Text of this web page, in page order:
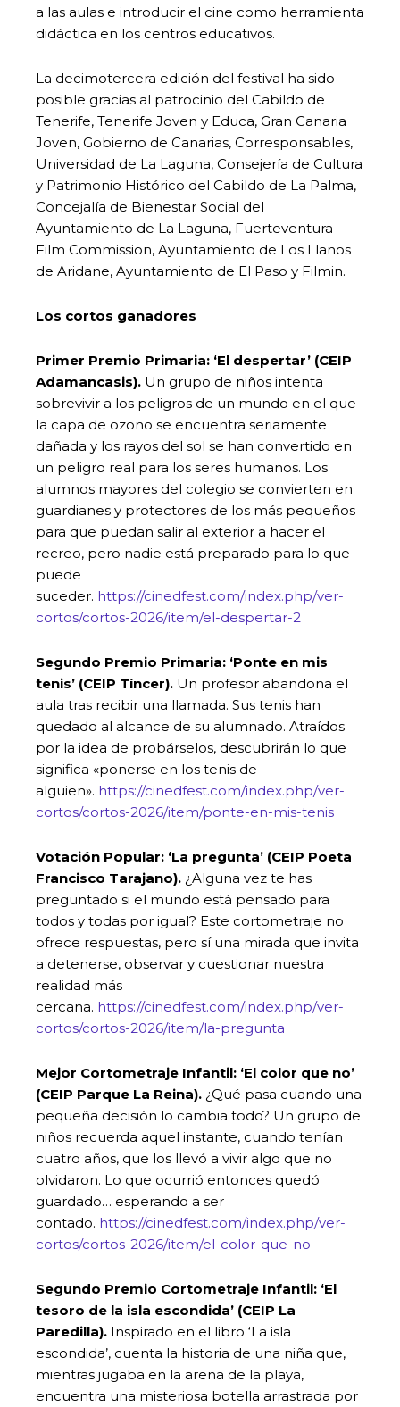
a las aulas e introducir el cine como herramienta
didáctica en los centros educativos.
La decimotercera edición del festival ha sido
posible gracias al patrocinio del Cabildo de
Tenerife, Tenerife Joven y Educa, Gran Canaria
Joven, Gobierno de Canarias, Corresponsables,
Universidad de La Laguna, Consejería de Cultura
y Patrimonio Histórico del Cabildo de La Palma,
Concejalía de Bienestar Social del
Ayuntamiento de La Laguna, Fuerteventura
Film Commission, Ayuntamiento de Los Llanos
de Aridane, Ayuntamiento de El Paso y Filmin.
Los cortos ganadores
Primer Premio Primaria: ‘El despertar’ (CEIP
Adamancasis). Un grupo de niños intenta
sobrevivir a los peligros de un mundo en el que
la capa de ozono se encuentra seriamente
dañada y los rayos del sol se han convertido en
un peligro real para los seres humanos. Los
alumnos mayores del colegio se convierten en
guardianes y protectores de los más pequeños
para que puedan salir al exterior a hacer el
recreo, pero nadie está preparado para lo que
puede
suceder. https://cinedfest.com/index.php/ver-
cortos/cortos-2026/item/el-despertar-2
Segundo Premio Primaria: ‘Ponte en mis
tenis’ (CEIP Tíncer). Un profesor abandona el
aula tras recibir una llamada. Sus tenis han
quedado al alcance de su alumnado. Atraídos
por la idea de probárselos, descubrirán lo que
significa «ponerse en los tenis de
alguien». https://cinedfest.com/index.php/ver-
cortos/cortos-2026/item/ponte-en-mis-tenis
Votación Popular: ‘La pregunta’ (CEIP Poeta
Francisco Tarajano). ¿Alguna vez te has
preguntado si el mundo está pensado para
todos y todas por igual? Este cortometraje no
ofrece respuestas, pero sí una mirada que invita
a detenerse, observar y cuestionar nuestra
realidad más
cercana. https://cinedfest.com/index.php/ver-
cortos/cortos-2026/item/la-pregunta
Mejor Cortometraje Infantil: ‘El color que no’
(CEIP Parque La Reina). ¿Qué pasa cuando una
pequeña decisión lo cambia todo? Un grupo de
niños recuerda aquel instante, cuando tenían
cuatro años, que los llevó a vivir algo que no
olvidaron. Lo que ocurrió entonces quedó
guardado… esperando a ser
contado. https://cinedfest.com/index.php/ver-
cortos/cortos-2026/item/el-color-que-no
Segundo Premio Cortometraje Infantil: ‘El
tesoro de la isla escondida’ (CEIP La
Paredilla). Inspirado en el libro ‘La isla
escondida’, cuenta la historia de una niña que,
mientras jugaba en la arena de la playa,
encuentra una misteriosa botella arrastrada por